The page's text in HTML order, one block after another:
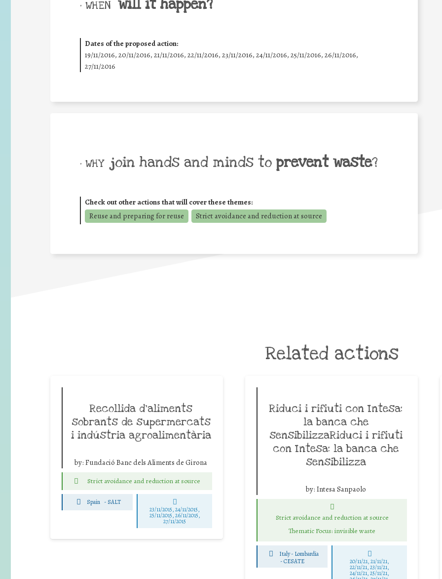
• WHEN will it happen?
Dates of the proposed action:
19/11/2016, 20/11/2016, 21/11/2016, 22/11/2016, 23/11/2016, 24/11/2016, 25/11/2016, 26/11/2016,
27/11/2016
• WHY join hands and minds to prevent waste?
Check out other actions that will cover these themes:
Reuse and preparing for reuse
Strict avoidance and reduction at source
Related actions
Recollida d’aliments
sobrants de supermercats
i indústria agroalimentària
by: Fundació Banc dels Aliments de Girona
Strict avoidance and reduction at source
Spain - SALT
23/11/2015, 24/11/2015,
25/11/2015, 26/11/2015,
27/11/2015
Riduci i rifiuti con Intesa:
la banca che
sensibilizzaRiduci i rifiuti
con Intesa: la banca che
sensibilizza
by: Intesa Sanpaolo
Strict avoidance and reduction at source
Thematic Focus: invisible waste
Italy - Lombardia
-CESATE 20/11/21, 21/11/21,
22/11/21, 23/11/21,
24/11/21, 25/11/21,